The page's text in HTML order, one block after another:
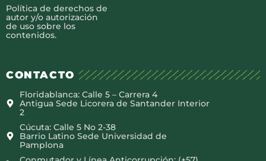
Política de derechos de
autor y/o autorización
de uso sobre los
contenidos.
CONTACTO
Floridablanca: Calle 5 – Carrera 4
Antigua Sede Licorera de Santander Interior
2
Cúcuta: Calle 5 No 2-38
Barrio Latino Sede Universidad de
Pamplona